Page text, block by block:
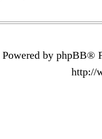
Powered by phpBB®
http://